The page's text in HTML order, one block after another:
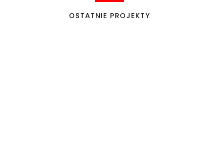
OSTATNIE PROJEKTY